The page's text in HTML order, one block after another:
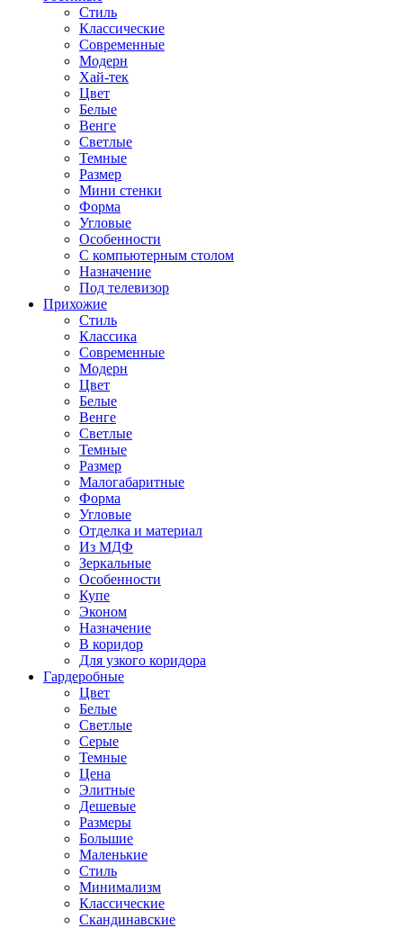
Стиль
Классические
Современные
Модерн
Хай-тек
Цвет
Белые
Венге
Светлые
Темные
Размер
Мини стенки
Форма
Угловые
Особенности
С компьютерным столом
Назначение
Под телевизор
Прихожие
Стиль
Классика
Современные
Модерн
Цвет
Белые
Венге
Светлые
Темные
Размер
Малогабаритные
Форма
Угловые
Отделка и материал
Из МДФ
Зеркальные
Особенности
Купе
Эконом
Назначение
В коридор
Для узкого коридора
Гардеробные
Цвет
Белые
Светлые
Серые
Темные
Цена
Элитные
Дешевые
Размеры
Большие
Маленькие
Стиль
Минимализм
Классические
Скандинавские